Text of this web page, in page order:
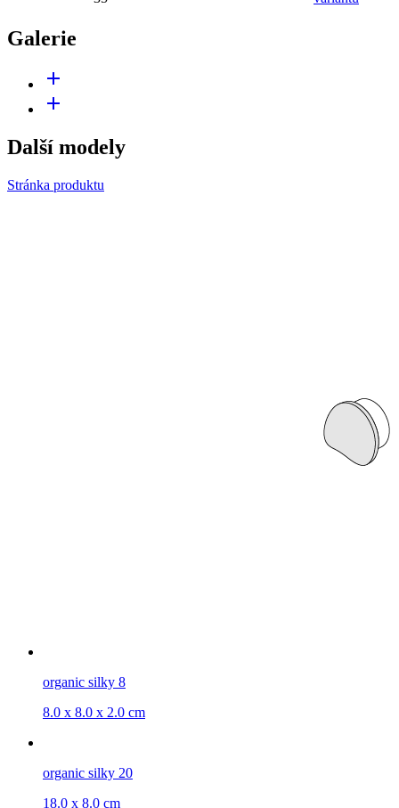
Galerie
add
add
Další modely
Stránka produktu
organic silky 8
8.0 x 8.0 x 2.0 cm
organic silky 20
18.0 x 8.0 cm